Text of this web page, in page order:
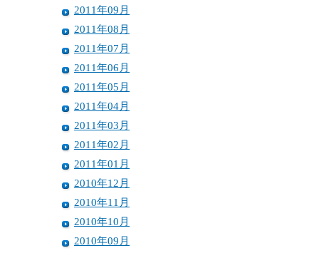
2011年09月
2011年08月
2011年07月
2011年06月
2011年05月
2011年04月
2011年03月
2011年02月
2011年01月
2010年12月
2010年11月
2010年10月
2010年09月